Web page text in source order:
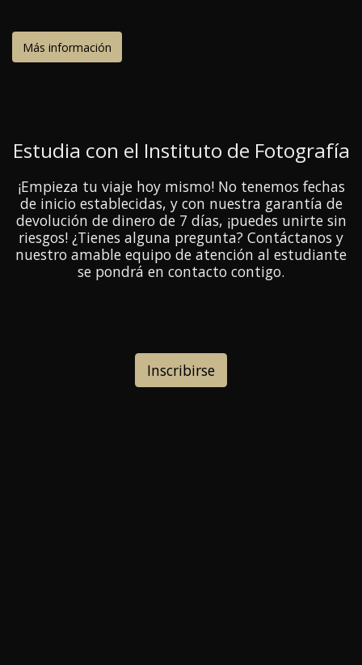
Más información
Estudia con el Instituto de Fotografía
¡Empieza tu viaje hoy mismo! No tenemos fechas
de inicio establecidas, y con nuestra garantía de
devolución de dinero de 7 días, ¡puedes unirte sin
riesgos! ¿Tienes alguna pregunta? Contáctanos y
nuestro amable equipo de atención al estudiante
se pondrá en contacto contigo.
Inscribirse